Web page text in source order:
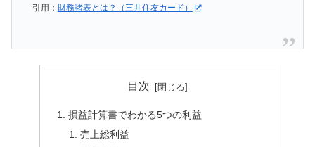
引用： 財務諸表とは？（三井住友カード）
目次
損益計算書でわかる5つの利益
売上総利益